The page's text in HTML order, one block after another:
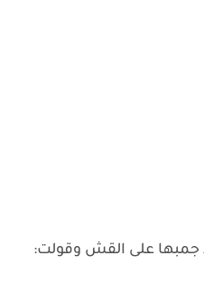
جمبها على القش وقولت: